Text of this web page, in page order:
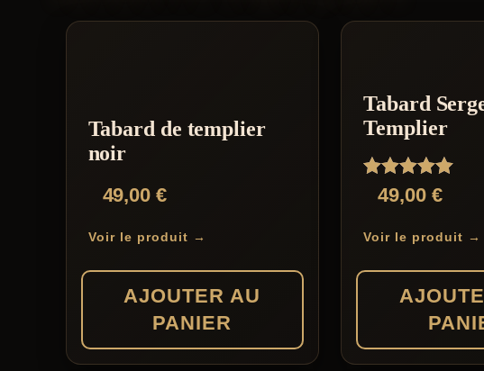
Tabard de templier
noir
49,00 €
Voir le produit →
AJOUTER AU
PANIER
Tabard
Templier
Note
5.00
49,00 €
Voir le produit →